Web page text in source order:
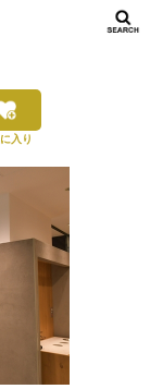
入り